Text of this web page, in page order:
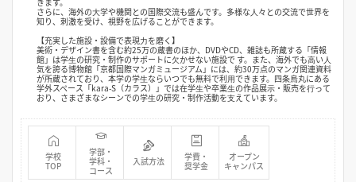
さらに、海外の⼤学や機関との国際交流も盛んです。多様な⼈々との交流で世界を
知り、刺激を受け、視野を広げることができます。
【充実した施設・設備で表現⼒を磨く】
美術・デザイン書を含む約25万の蔵書のほか、DVDやCD、雑誌も所蔵する「情報
館」は学⽣の研究・制作のサポートに⽋かせない施設で す。また、海外でも⾼い⼈
気を誇る博物館「京都国際マンガミュージアム」には、約30万点のマンガ関連資料
が所蔵されており、本学の学⽣ならいつでも無料で利⽤できます。四条烏丸にある
学外スペース「kara-S（カラス）」では在学⽣や卒業⽣の作品展⽰・販売を⾏って
おり、さまざまなシーンでの学⽣の研究・制作活動を⽀えています。
学校
TOP
学部・
学科・
コース
入試方法
学費・
奨学金
オープン
キャンパス